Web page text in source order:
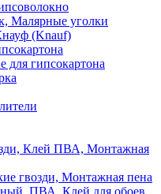
Малярные уголки
(Knauf)
гипсокартона
Клей ПВА, Монтажная
гвозди, Монтажная пена
ПВА, Клей для обоев